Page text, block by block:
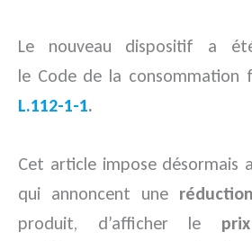
Le nouveau dispositif a
le Code de la consommation
L.112-1-1.
Cet article impose désormais
qui annoncent une
produit, d’afficher le